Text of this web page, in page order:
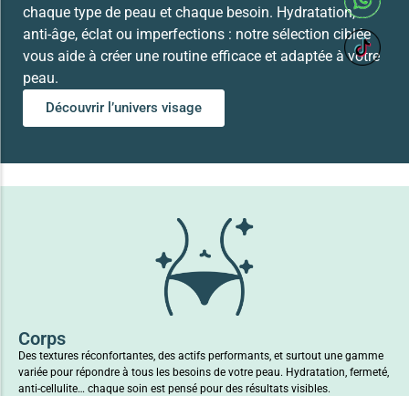
chaque type de peau et chaque besoin. Hydratation,
anti-âge, éclat ou imperfections : notre sélection ciblée
vous aide à créer une routine efficace et adaptée à votre
peau.
Découvrir l’univers visage
Corps
Des textures réconfortantes, des actifs performants, et surtout une gamme
variée pour répondre à tous les besoins de votre peau. Hydratation, fermeté,
anti-cellulite… chaque soin est pensé pour des résultats visibles.